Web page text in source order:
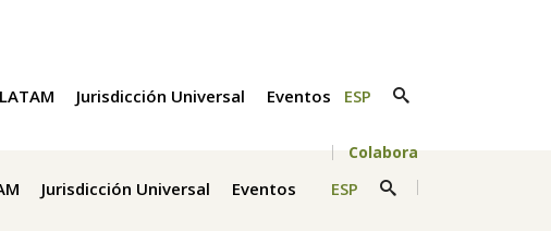
Jurisdicción Universal Eventos ESP
Jurisdicción Universal Eventos ESP
Colabora